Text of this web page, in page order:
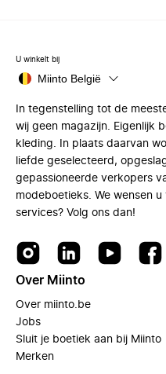
U winkelt bij
Miinto België
In tegenstelling tot de
wij geen magazijn. Eigenlijk
kleding. In plaats daarvan
liefde geselecteerd,
gepassioneerde verkopers
modeboetieks. We wensen
services? Volg ons dan!
Over Miinto
Over miinto.be
Jobs
Sluit je boetiek aan bij Miinto
Merken